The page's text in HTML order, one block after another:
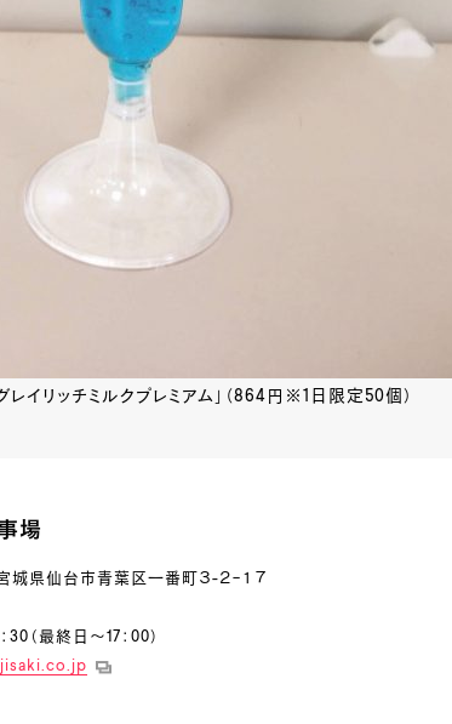
レイリッチミルクプレミアム」（864円※1日限定50個）
場
県仙台市青葉区一番町３-２−１７
30（最終日～17：00）